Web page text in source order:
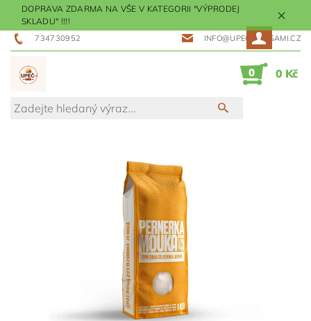
DOPRAVA ZDARMA NA VŠE V KATEGORII "VÝPRODEJ
SKLADU" !!!!
734730952 INFO@UPECMESISAMI.CZ
0 0 Kč